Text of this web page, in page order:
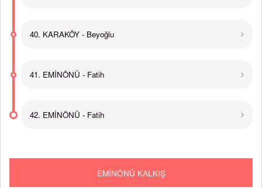
40. KARAKÖY - Beyoğlu
41. EMİNÖNÜ - Fatih
42. EMİNÖNÜ - Fatih
EMİNÖNÜ KALKIŞ